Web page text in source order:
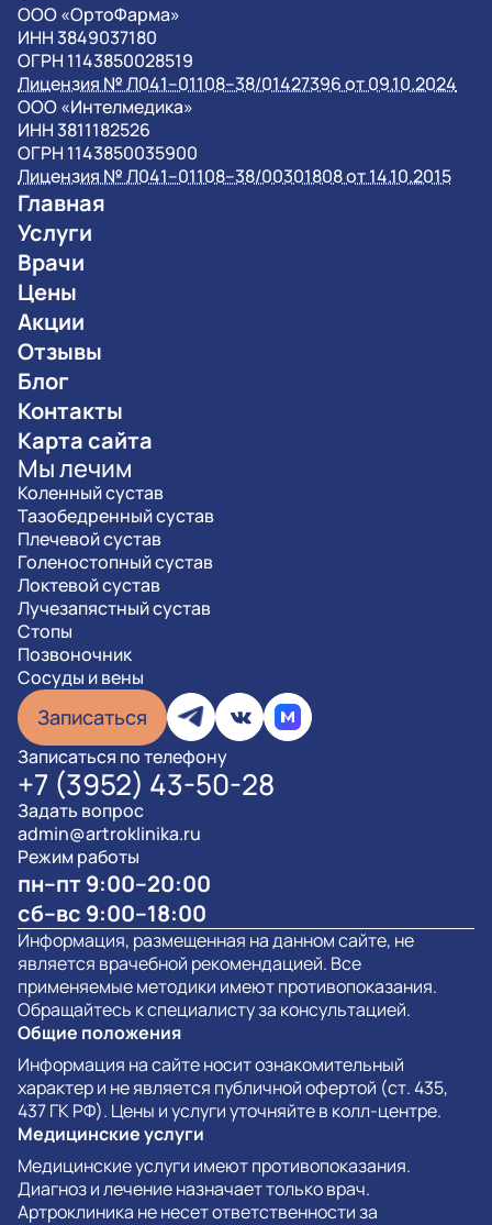
OOO «ОртоФарма»
ИНН 3849037180
ОГРН 1143850028519
Лицензия № Л041–01108–38/01427396 от 09.10.2024
OOO «Интелмедика»
ИНН 3811182526
ОГРН 1143850035900
Лицензия № Л041–01108–38/00301808 от 14.10.2015
Главная
Услуги
Врачи
Цены
Акции
Отзывы
Блог
Контакты
Карта сайта
Мы лечим
Коленный сустав
Тазобедренный сустав
Плечевой сустав
Голеностопный сустав
Локтевой сустав
Лучезапястный сустав
Стопы
Позвоночник
Сосуды и вены
Записаться
Записаться по телефону
+7 (3952) 43-50-28
Задать вопрос
admin@artroklinika.ru
Режим работы
пн–пт 9:00–20:00
сб–вс 9:00–18:00
Информация, размещенная на данном сайте, не
является врачебной рекомендацией. Все
применяемые методики имеют противопоказания.
Обращайтесь к специалисту за консультацией.
Общие положения
Информация на сайте носит ознакомительный
характер и не является публичной офертой (ст. 435,
437 ГК РФ). Цены и услуги уточняйте в колл-центре.
Медицинские услуги
Медицинские услуги имеют противопоказания.
Диагноз и лечение назначает только врач.
Артроклиника не несет ответственности за